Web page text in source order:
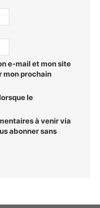
e-mail et mon site
mon prochain
le
à venir via
abonnersans